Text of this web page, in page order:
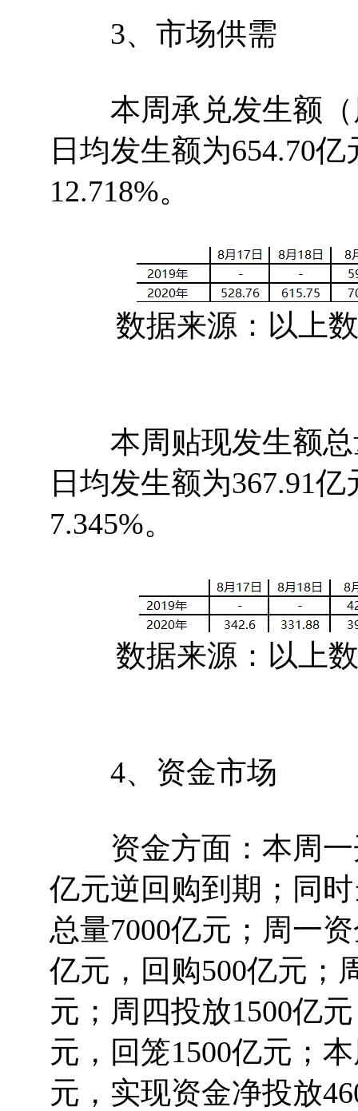
3、市场供需
本周承兑发生额（
日均发生额为654.70
12.718%。
数据来源：以上数
本周贴现发生额总
日均发生额为367.91
7.345%。
数据来源：以上数
4、资金市场
资金方面：本周一
亿元逆回购到期；同
总量7000亿元；周一
亿元，回购500亿元；
元；周四投放1500亿
元，回笼1500亿元；
元，实现资金净投放